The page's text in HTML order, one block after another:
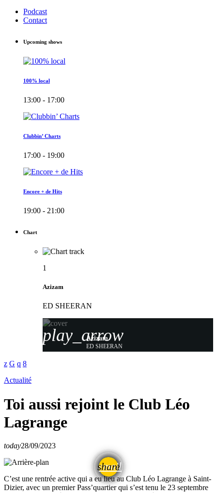
Podcast
Contact
Upcoming shows
100% local
13:00 - 17:00
Clubbin’ Charts
17:00 - 19:00
Encore + de Hits
19:00 - 21:00
Chart
1
Azizam
ED SHEERAN
play_arrow
Azizam
ED SHEERAN
Actualité
Toi aussi rejoint le Club Léo
Lagrange
today28/09/2023
share
email
C’est une rentrée active qui a eu lieu au Club Léo Lagrange à Saint-
Dizier, avec un premier Pass’quartier qui s’est tenu le 23 septembre